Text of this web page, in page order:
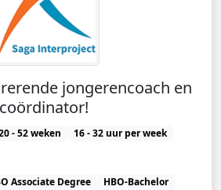
jongerencoach en
- 52 weken
16 - 32 uur per week
Associate Degree
HBO-Bachelor